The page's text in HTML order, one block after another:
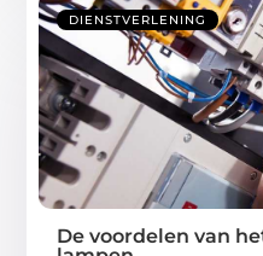
DIENSTVERLENING
De voordelen van